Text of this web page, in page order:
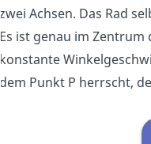
zwei Achsen. Das Rad
Es ist genau im
konstante
dem Punkt P herrscht,